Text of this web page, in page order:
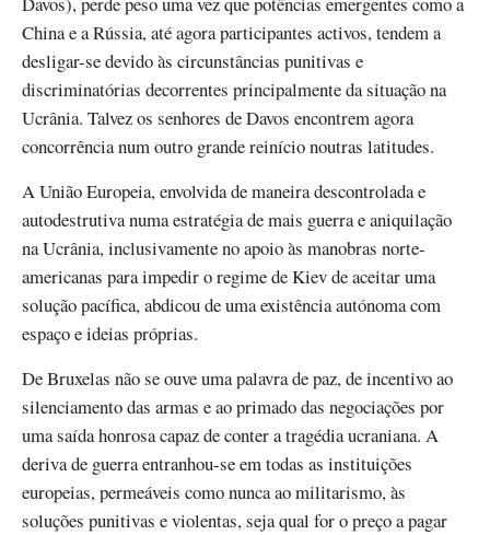
China e a Rússia, até agora participantes activos, tendem a
desligar-se devido às circunstâncias punitivas e
discriminatórias decorrentes principalmente da situação na
Ucrânia. Talvez os senhores de Davos encontrem agora
concorrência num outro grande reinício noutras latitudes.
A União Europeia, envolvida de maneira descontrolada e
autodestrutiva numa estratégia de mais guerra e aniquilação
na Ucrânia, inclusivamente no apoio às manobras norte-
americanas para impedir o regime de Kiev de aceitar uma
solução pacífica, abdicou de uma existência autónoma com
espaço e ideias próprias.
De Bruxelas não se ouve uma palavra de paz, de incentivo ao
silenciamento das armas e ao primado das negociações por
uma saída honrosa capaz de conter a tragédia ucraniana. A
deriva de guerra entranhou-se em todas as instituições
europeias, permeáveis como nunca ao militarismo, às
soluções punitivas e violentas, seja qual for o preço a pagar